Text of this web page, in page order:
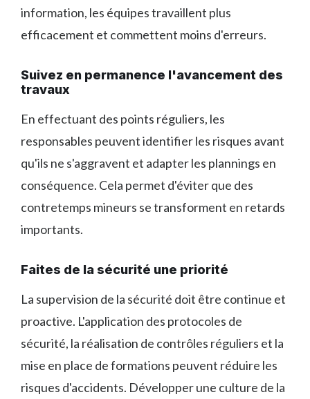
information, les équipes travaillent plus
efficacement et commettent moins d'erreurs.
Suivez en permanence l'avancement des
travaux
En effectuant des points réguliers, les
responsables peuvent identifier les risques avant
qu'ils ne s'aggravent et adapter les plannings en
conséquence. Cela permet d'éviter que des
contretemps mineurs se transforment en retards
importants.
Faites de la sécurité une priorité
La supervision de la sécurité doit être continue et
proactive. L'application des protocoles de
sécurité, la réalisation de contrôles réguliers et la
mise en place de formations peuvent réduire les
risques d'accidents. Développer une culture de la